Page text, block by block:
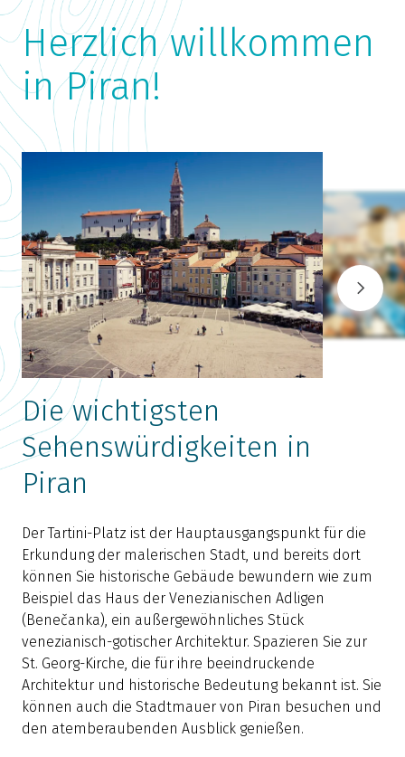
Herzlich willkommen
in Piran!
Die wichtigsten
Sehenswürdigkeiten in
Piran
Der Tartini-Platz ist der Hauptausgangspunkt für die
Erkundung der malerischen Stadt, und bereits dort
können Sie historische Gebäude bewundern wie zum
Beispiel das Haus der Venezianischen Adligen
(Benečanka), ein außergewöhnliches Stück
venezianisch-gotischer Architektur. Spazieren Sie zur
St. Georg-Kirche, die für ihre beeindruckende
Architektur und historische Bedeutung bekannt ist. Sie
können auch die Stadtmauer von Piran besuchen und
den atemberaubenden Ausblick genießen.